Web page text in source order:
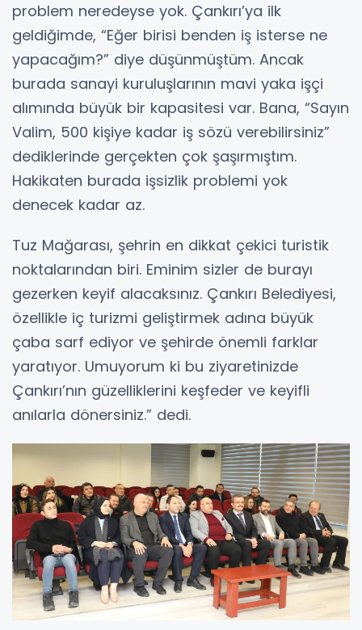
problem neredeyse yok. Çankırı’ya ilk
geldiğimde, “Eğer birisi benden iş isterse ne
yapacağım?” diye düşünmüştüm. Ancak
burada sanayi kuruluşlarının mavi yaka işçi
alımında büyük bir kapasitesi var. Bana, “Sayın
Valim, 500 kişiye kadar iş sözü verebilirsiniz”
dediklerinde gerçekten çok şaşırmıştım.
Hakikaten burada işsizlik problemi yok
denecek kadar az.
Tuz Mağarası, şehrin en dikkat çekici turistik
noktalarından biri. Eminim sizler de burayı
gezerken keyif alacaksınız. Çankırı Belediyesi,
özellikle iç turizmi geliştirmek adına büyük
çaba sarf ediyor ve şehirde önemli farklar
yaratıyor. Umuyorum ki bu ziyaretinizde
Çankırı’nın güzelliklerini keşfeder ve keyifli
anılarla dönersiniz.” dedi.